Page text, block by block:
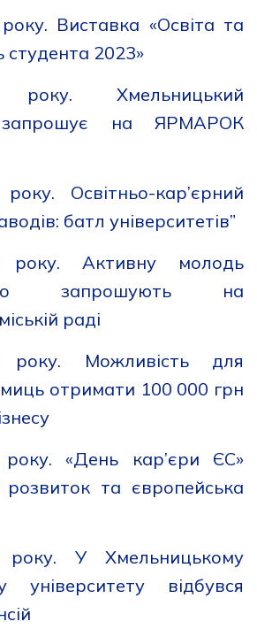
Виставка «Освіта та
студента 2023»
року. Хмельницький
запрошує на ЯРМАРОК
Освітньо-кар’єрний
батл університетів”
року. Активну молодь
запрошують на
раді
року. Можливість для
отримати 100 000 грн
року. «День кар’єри ЄС»
розвиток та європейська
року. У Хмельницькому
університету відбувся